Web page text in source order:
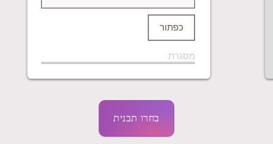
כפתור
מסגרת
בחרו תבנית